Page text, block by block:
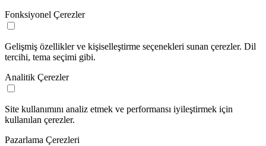
Fonksiyonel Çerezler
Gelişmiş özellikler ve kişiselleştirme seçenekleri sunan çerezler. Dil
tercihi, tema seçimi gibi.
Analitik Çerezler
Site kullanımını analiz etmek ve performansı iyileştirmek için
kullanılan çerezler.
Pazarlama Çerezleri